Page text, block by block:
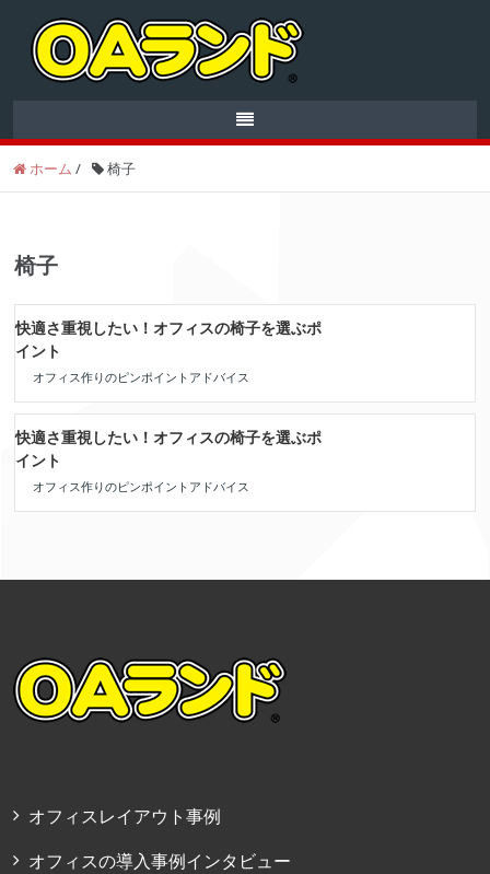
ホーム / 椅子
椅子
快適さ重視したい！オフィスの椅子を選ぶポ
イント
オフィス作りのピンポイントアドバイス
快適さ重視したい！オフィスの椅子を選ぶポ
イント
オフィス作りのピンポイントアドバイス
オフィスレイアウト事例
オフィスの導入事例インタビュー